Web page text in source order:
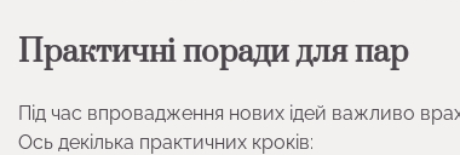
Практичні поради для пар
Під час впровадження нових ідей важливо
Ось декілька практичних кроків: